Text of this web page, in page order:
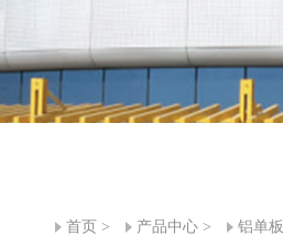
首页 > 产品中心 > 铝单板